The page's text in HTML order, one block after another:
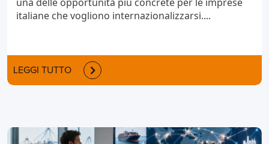
italiane che vogliono internazionalizzarsi....
LEGGI TUTTO